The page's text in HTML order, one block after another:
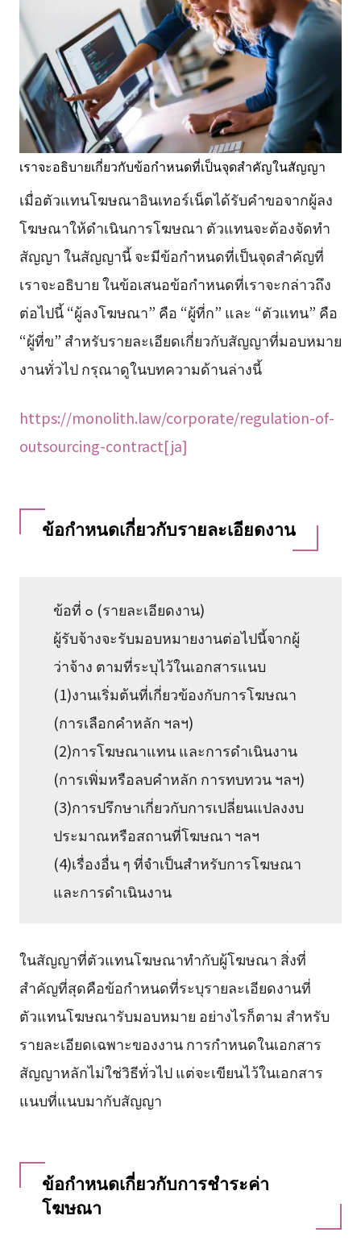
เราจะอธิบายเกี่ยวกับข้อกำหนดที่เป็นจุดสำคัญในสัญญา
เมื่อตัวแทนโฆษณาอินเทอร์เน็ตได้รับคำขอจากผู้ลง
โฆษณาให้ดำเนินการโฆษณา ตัวแทนจะต้องจัดทำ
สัญญา ในสัญญานี้ จะมีข้อกำหนดที่เป็นจุดสำคัญที่
เราจะอธิบาย ในข้อเสนอข้อกำหนดที่เราจะกล่าวถึง
ต่อไปนี้ “ผู้ลงโฆษณา” คือ “ผู้ที่ก” และ “ตัวแทน” คือ
“ผู้ที่ข” สำหรับรายละเอียดเกี่ยวกับสัญญาที่มอบหมาย
งานทั่วไป กรุณาดูในบทความด้านล่างนี้
https://monolith.law/corporate/regulation-of-
outsourcing-contract[ja]
ข้อกำหนดเกี่ยวกับรายละเอียดงาน
ข้อที่ ๐ (รายละเอียดงาน)
ผู้รับจ้างจะรับมอบหมายงานต่อไปนี้จากผู้
ว่าจ้าง ตามที่ระบุไว้ในเอกสารแนบ
(1)งานเริ่มต้นที่เกี่ยวข้องกับการโฆษณา
(การเลือกคำหลัก ฯลฯ)
(2)การโฆษณาแทน และการดำเนินงาน
(การเพิ่มหรือลบคำหลัก การทบทวน ฯลฯ)
(3)การปรึกษาเกี่ยวกับการเปลี่ยนแปลงงบ
ประมาณหรือสถานที่โฆษณา ฯลฯ
(4)เรื่องอื่น ๆ ที่จำเป็นสำหรับการโฆษณา
และการดำเนินงาน
ในสัญญาที่ตัวแทนโฆษณาทำกับผู้โฆษณา สิ่งที่
สำคัญที่สุดคือข้อกำหนดที่ระบุรายละเอียดงานที่
ตัวแทนโฆษณารับมอบหมาย อย่างไรก็ตาม สำหรับ
รายละเอียดเฉพาะของงาน การกำหนดในเอกสาร
สัญญาหลักไม่ใช่วิธีทั่วไป แต่จะเขียนไว้ในเอกสาร
แนบที่แนบมากับสัญญา
ข้อกำหนดเกี่ยวกับการชำระค่า
โฆษณา